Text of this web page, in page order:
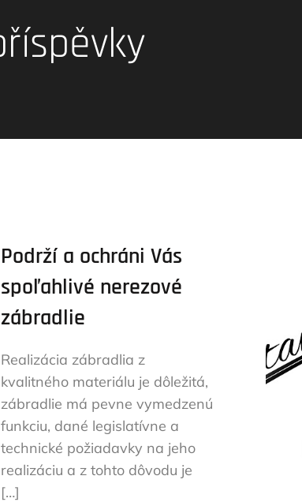
Podrží a ochráni Vás
spoľahlivé nerezové
zábradlie
Realizácia zábradlia z
kvalitného materiálu je dôležitá,
zábradlie má pevne vymedzenú
funkciu, dané legislatívne a
technické požiadavky na jeho
realizáciu a z tohto dôvodu je
[…]